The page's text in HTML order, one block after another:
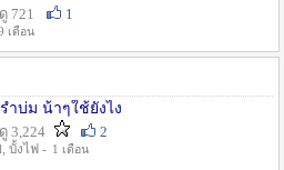
721
1
เดือน
ำบ่ม น้าๆใช้ยังไง
3,224
2
, บั้งไฟ - 1 เดือน